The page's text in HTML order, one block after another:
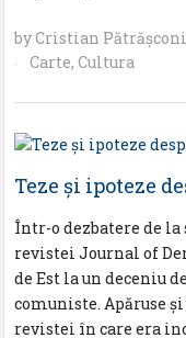
byCristian
· Carte,Cultura
Teze și ipoteze
Într-o dezbatere de
revistei Journal of
de Est la un deceniu
comuniste. Apăruse
revistei în care era